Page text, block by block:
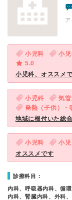
小児科 小
5.0
小児科、オススメで
小児科
気
発熱（子供）・
地域に根付いた総
小児科 小
オススメです
診療科目：
内科、呼吸器内科、循
内科、腎臓内科、外科